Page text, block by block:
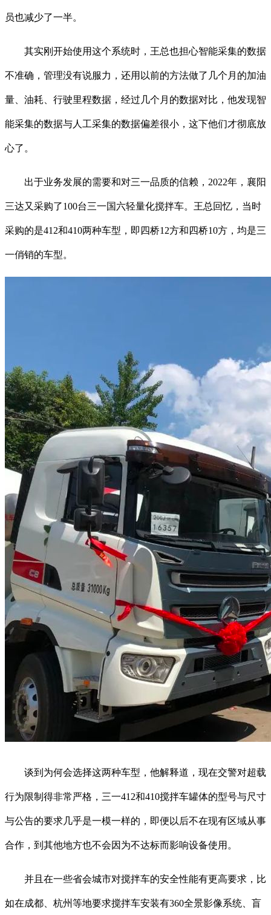
员也减少了一半。
其实刚开始使用这个系统时，王总也担心智能采集的数据
不准确，管理没有说服力，还用以前的方法做了几个月的加油
量、油耗、行驶里程数据，经过几个月的数据对比，他发现智
能采集的数据与人工采集的数据偏差很小，这下他们才彻底放
心了。
出于业务发展的需要和对三一品质的信赖，2022年，襄阳
三达又采购了100台三一国六轻量化搅拌车。王总回忆，当时
采购的是412和410两种车型，即四桥12方和四桥10方，均是三
一俏销的车型。
谈到为何会选择这两种车型，他解释道，现在交警对超载
行为限制得非常严格，三一412和410搅拌车罐体的型号与尺寸
与公告的要求几乎是一模一样的，即便以后不在现有区域从事
合作，到其他地方也不会因为不达标而影响设备使用。
并且在一些省会城市对搅拌车的安全性能有更高要求，比
如在成都、杭州等地要求搅拌车安装有360全景影像系统、盲